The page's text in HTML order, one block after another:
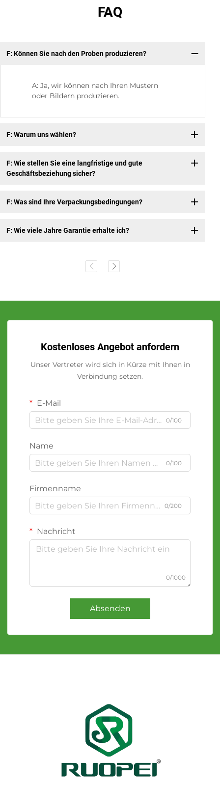
FAQ
F: Können Sie nach den Proben produzieren?
A: Ja, wir können nach Ihren Mustern
oder Bildern produzieren.
F: Warum uns wählen?
F: Wie stellen Sie eine langfristige und gute
Geschäftsbeziehung sicher?
F: Was sind Ihre Verpackungsbedingungen?
F: Wie viele Jahre Garantie erhalte ich?
Kostenloses Angebot anfordern
Unser Vertreter wird sich in Kürze mit Ihnen in
Verbindung setzen.
E-Mail
0/100
Name
0/100
Firmenname
0/200
Nachricht
0/1000
Absenden